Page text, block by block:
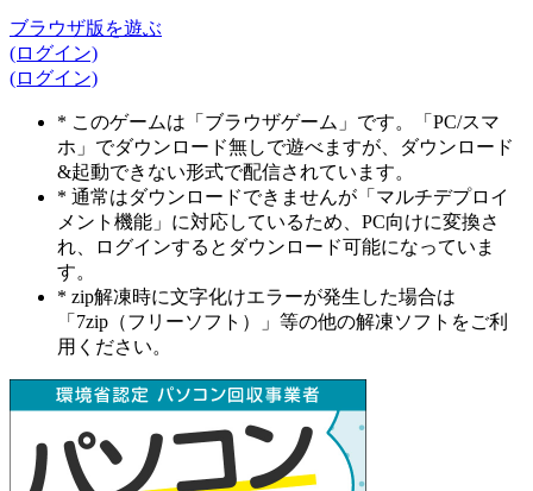
ブラウザ版を遊ぶ
(ログイン)
(ログイン)
* このゲームは「ブラウザゲーム」です。「PC/スマ
ホ」でダウンロード無しで遊べますが、ダウンロード
&起動できない形式で配信されています。
* 通常はダウンロードできませんが「マルチデプロイ
メント機能」に対応しているため、PC向けに変換さ
れ、ログインするとダウンロード可能になっていま
す。
* zip解凍時に文字化けエラーが発生した場合は
「7zip（フリーソフト）」等の他の解凍ソフトをご利
用ください。